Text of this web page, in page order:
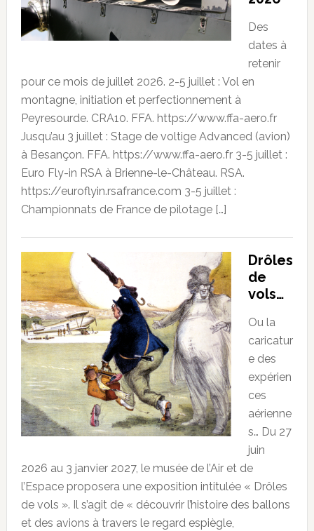
Des
dates à
retenir
pour ce mois de juillet 2026. 2-5 juillet : Vol en
montagne, initiation et perfectionnement à
Peyresourde. CRA10. FFA. https://www.ffa-aero.fr
Jusqu’au 3 juillet : Stage de voltige Advanced (avion)
à Besançon. FFA. https://www.ffa-aero.fr 3-5 juillet :
Euro Fly-in RSA à Brienne-le-Château. RSA.
https://euroflyin.rsafrance.com 3-5 juillet :
Championnats de France de pilotage […]
Drôles
de
vols…
Ou la
caricatur
e des
expérien
ces
aérienne
s… Du 27
juin
2026 au 3 janvier 2027, le musée de l’Air et de
l’Espace proposera une exposition intitulée « Drôles
de vols ». Il s’agit de « découvrir l’histoire des ballons
et des avions à travers le regard espiègle,